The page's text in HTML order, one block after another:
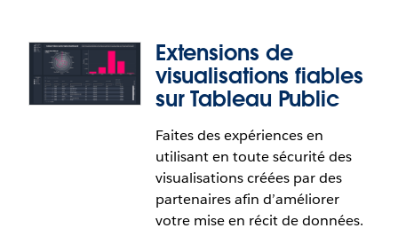
Tableau Pulse : Filtres dans
Tableau Mobile
Appliquez des filtres aux indicateurs dans
Tableau Pulse pour comprendre les données des
Extensions de
visualisations fiables
sur Tableau Public
Faites des expériences en
utilisant en toute sécurité des
visualisations créées par des
partenaires afin d’améliorer
votre mise en récit de données.